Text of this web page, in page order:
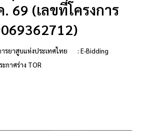
69 (เลขที่โครงการ
รยาสูบแห่งประเทศไทย
: E-Bidding
ะกาศร่าง TOR